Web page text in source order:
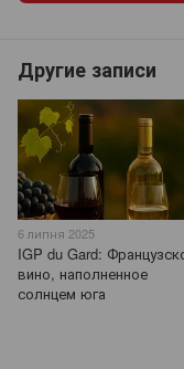
Другие записи
6 липня 2025
IGP du Gard:
вино, наполненное
солнцем юга